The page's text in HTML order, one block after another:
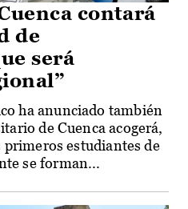
contará
de
será
ha anunciado también
de Cuenca acogerá,
primeros estudiantes de
se forman...